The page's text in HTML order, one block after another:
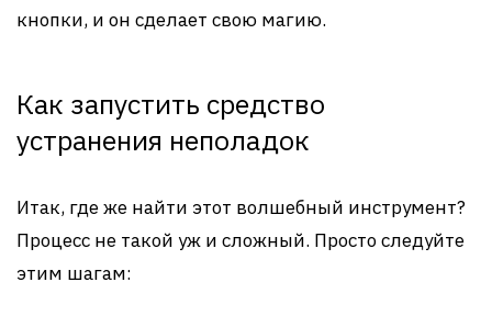
кнопки, и он сделает свою магию.
Как запустить средство
устранения неполадок
Итак, где же найти этот волшебный инструмент?
Процесс не такой уж и сложный. Просто следуйте
этим шагам: